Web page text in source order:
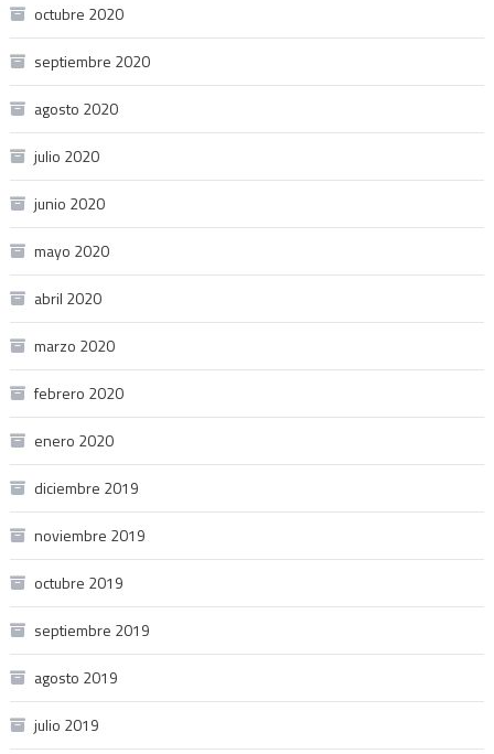
octubre 2020
septiembre 2020
agosto 2020
julio 2020
junio 2020
mayo 2020
abril 2020
marzo 2020
febrero 2020
enero 2020
diciembre 2019
noviembre 2019
octubre 2019
septiembre 2019
agosto 2019
julio 2019